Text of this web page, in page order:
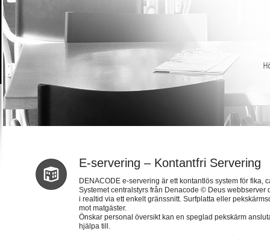
E-servering – Kontantfri Servering
DENACODE e-servering är ett kontantlös system för fika,
Systemet centralstyrs från Denacode © Deus webbserver
i realtid via ett enkelt gränssnitt. Surfplatta eller
mot matgäster.
Önskar personal översikt kan en speglad pekskärm
hjälpa till.